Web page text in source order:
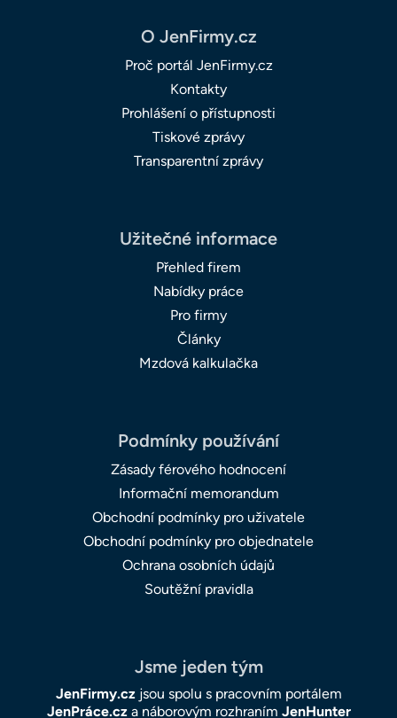
O JenFirmy.cz
Proč portál JenFirmy.cz
Kontakty
Prohlášení o přístupnosti
Tiskové zprávy
Transparentní zprávy
Užitečné informace
Přehled firem
Nabídky práce
Pro firmy
Články
Mzdová kalkulačka
Podmínky používání
Zásady férového hodnocení
Informační memorandum
Obchodní podmínky pro uživatele
Obchodní podmínky pro objednatele
Ochrana osobních údajů
Soutěžní pravidla
Jsme jeden tým
JenFirmy.czjsou spolu s pracovním portálem
JenPráce.cza náborovým rozhraním JenHunter